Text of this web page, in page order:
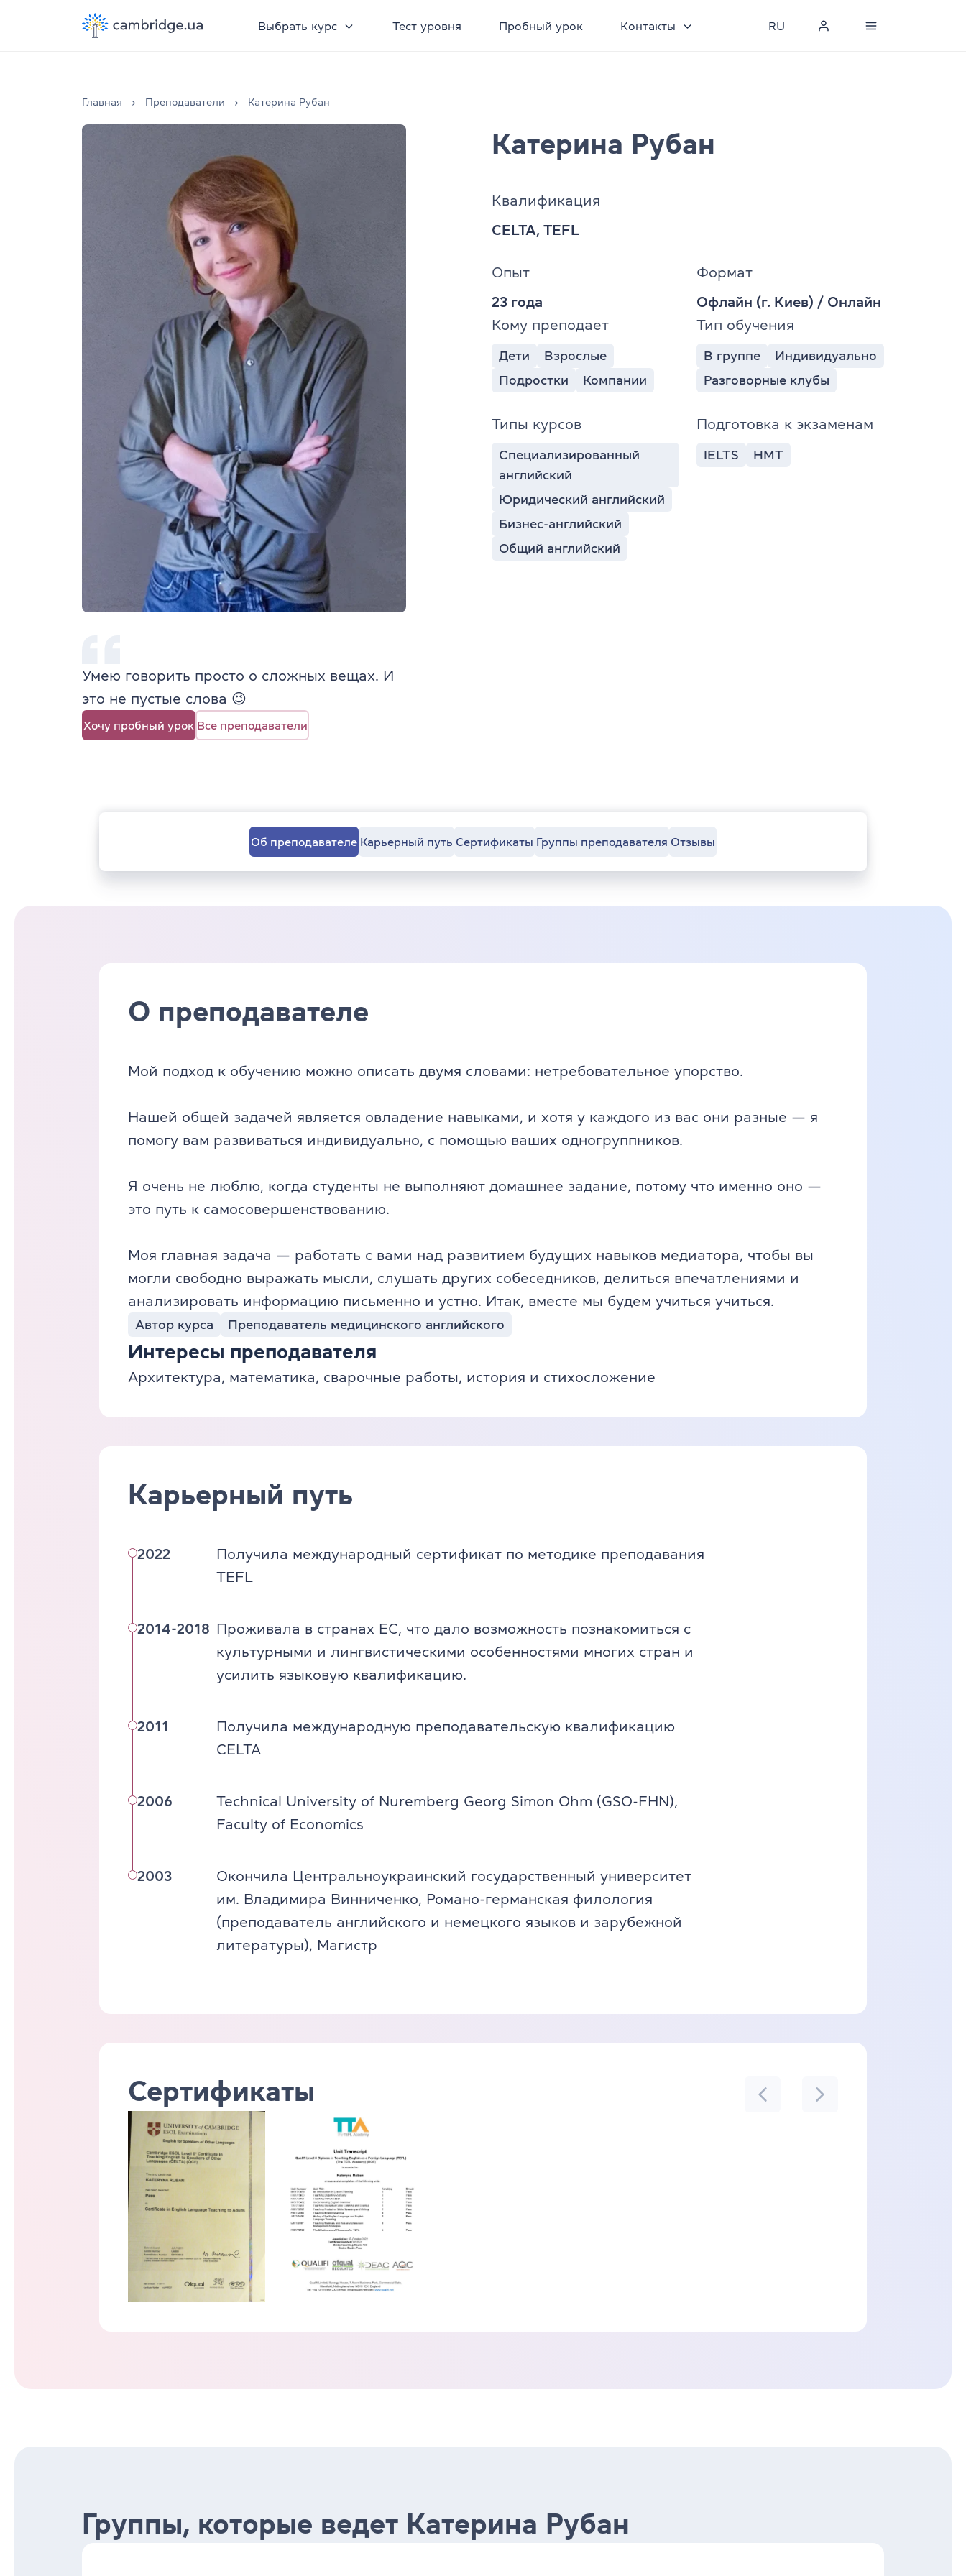
Выбрать курс Тест уровня Пробный урок Контакты RU
Главная Преподаватели Катерина Рубан
Умею говорить просто о сложных вещах. И
это не пустые слова 😉
Хочу пробный урок Все преподаватели
Катерина Рубан
Квалификация
CELTA, TEFL
Опыт
23 года
Формат
Офлайн (г. Киев) / Онлайн
Кому преподает
Дети
Взрослые
Подростки
Компании
Тип обучения
В группе
Индивидуально
Разговорные клубы
Типы курсов
Специализированный
английский
Юридический английский
Бизнес-английский
Общий английский
Подготовка к экзаменам
IELTS НМТ
Об преподавателе Карьерный путь Сертификаты Группы преподавателя Отзывы
О преподавателе
Мой подход к обучению можно описать двумя словами: нетребовательное упорство.
Нашей общей задачей является овладение навыками, и хотя у каждого из вас они разные — я
помогу вам развиваться индивидуально, с помощью ваших одногруппников.
Я очень не люблю, когда студенты не выполняют домашнее задание, потому что именно оно —
это путь к самосовершенствованию.
Моя главная задача — работать с вами над развитием будущих навыков медиатора, чтобы вы
могли свободно выражать мысли, слушать других собеседников, делиться впечатлениями и
анализировать информацию письменно и устно. Итак, вместе мы будем учиться учиться.
Автор курса Преподаватель медицинского английского
Интересы преподавателя
Архитектура, математика, сварочные работы, история и стихосложение
Карьерный путь
2022
Получила международный сертификат по методике преподавания
TEFL
2014-2018
Проживала в странах ЕС, что дало возможность познакомиться с
культурными и лингвистическими особенностями многих стран и
усилить языковую квалификацию.
2011
Получила международную преподавательскую квалификацию
CELTA
2006
Technical University of Nuremberg Georg Simon Ohm (GSO-FHN),
Faculty of Economics
2003
Окончила Центральноукраинский государственный университет
им. Владимира Винниченко, Романо-германская филология
(преподаватель английского и немецкого языков и зарубежной
литературы), Магистр
Сертификаты
Группы, которые ведет Катерина Рубан